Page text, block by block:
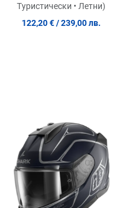
Туристически • Летни)
122,20 € / 239,00 лв.
продукт
View